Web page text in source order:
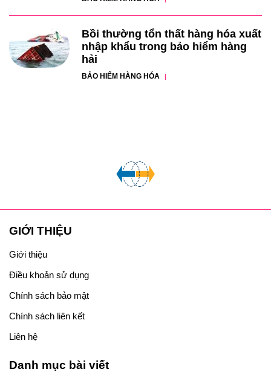
Bồi thường tổn thất hàng hóa xuất
nhập khẩu trong bảo hiểm hàng
hải
BẢO HIỂM HÀNG HÓA
GIỚI THIỆU
Giới thiệu
Điều khoản sử dụng
Chính sách bảo mật
Chính sách liên kết
Liên hệ
Danh mục bài viết